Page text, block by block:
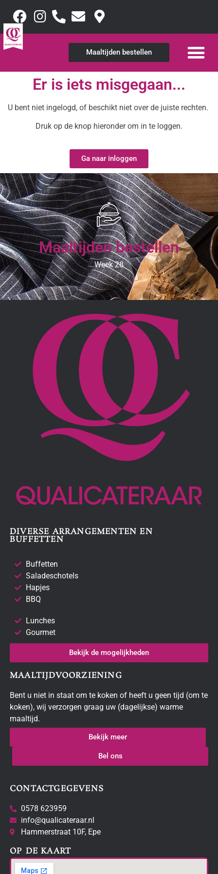
Maaltijden bestellen
Er is iets misgegaan...
U bent niet ingelogd, of beschikt niet over de juiste rechten.
Druk op de knop hieronder om in te loggen.
Ga naar inloggen
Maaltijden bestellen
Week 28
DIVERSE ARRANGEMENTEN EN
BUFFETTEN
Buffetten
Saladeschotels
Hapjes
BBQ
Lunches
Gourmet
Bekijk de mogelijkheden
MAALTIJDVOORZIENING
Bent u niet in staat om te koken of heeft u geen tijd (om te
koken), wij verzorgen graag uw (dagelijkse) warme
maaltijd.
Bekijk meer
Bel ons
CONTACTGEGEVENS
0578 623959
info@qualicateraar.nl
Hammerstraat 10F, Epe
OP DE KAART